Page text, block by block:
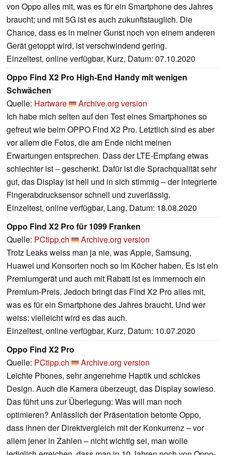
von Oppo alles mit, was es für ein Smartphone des Jahres
braucht; und mit 5G ist es auch zukunftstauglich. Die
Chance, dass es in meiner Gunst noch von einem anderen
Gerät getoppt wird, ist verschwindend gering.
Einzeltest, online verfügbar, Kurz, Datum: 07.10.2020
Oppo Find X2 Pro High-End Handy mit wenigen
Schwächen
Quelle: Hartware
Archive.org version
Ich habe mich selten auf den Test eines Smartphones so
gefreut wie beim OPPO Find X2 Pro. Letztlich sind es aber
vor allem die Fotos, die am Ende nicht meinen
Erwartungen entsprechen. Dass der LTE-Empfang etwas
schlechter ist – geschenkt. Dafür ist die Sprachqualität sehr
gut, das Display ist hell und in sich stimmig – der integrierte
Fingerabdrucksensor schnell und zuverlässig.
Einzeltest, online verfügbar, Lang, Datum: 18.08.2020
Oppo Find X2 Pro für 1099 Franken
Quelle: PCtipp.ch
Archive.org version
Trotz Leaks weiss man ja nie, was Apple, Samsung,
Huawei und Konsorten noch so im Köcher haben. Es ist ein
Premiumgerät und auch mit Rabatt ist es immernoch ein
Premium-Preis. Jedoch bringt das Find X2 Pro alles mit,
was es für ein Smartphone des Jahres braucht. Und wer
weiss: vielleicht wird es das auch.
Einzeltest, online verfügbar, Kurz, Datum: 10.07.2020
Oppo Find X2 Pro
Quelle: PCtipp.ch
Archive.org version
Leichte Phones, sehr angenehme Haptik und schickes
Design. Auch die Kamera überzeugt, das Display sowieso.
Das führt uns zur Überlegung: Was will man noch
optimieren? Anlässlich der Präsentation betonte Oppo,
dass ihnen der Direktvergleich mit der Konkurrenz – vor
allem jener in Zahlen – nicht wichtig sei, man wolle